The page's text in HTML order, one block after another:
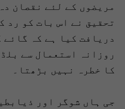
مریضوں کے لئے نقصان
تحقیق نے اس بات کو رد
دریافت کیا ہے کہ گائے
روزانہ استعمال سے
کا خطرہ نہیں بڑھتا۔
جی ہاں شوگر اور